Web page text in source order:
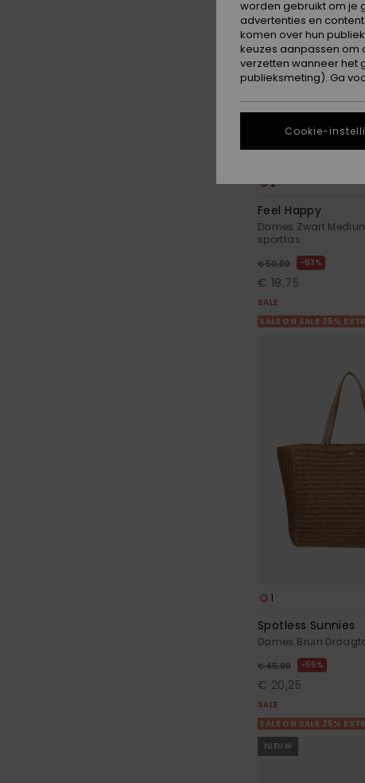
2
Feel Happy
Dames Zwart
sporttas
€ 50,00 63%
€ 18,75
SALE
SALE ON SALE 25%
1
Spotless Sunnies
Dames Bruin
€ 45,00 55%
€ 20,25
SALE
SALE ON SALE 25%
NIEUW
worden gebruikt om je
advertenties en
komen over hun
keuzes aanpassen om
verzetten wanneer het
publieksmeting). Ga
Cookie-